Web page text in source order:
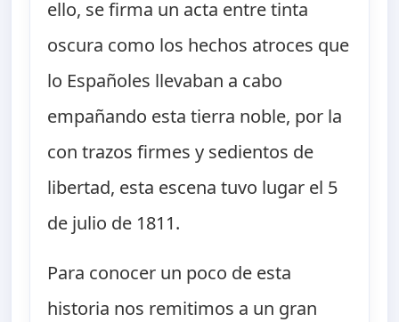
ello, se firma un acta entre tinta
oscura como los hechos atroces que
lo Españoles llevaban a cabo
empañando esta tierra noble, por la
con trazos firmes y sedientos de
libertad, esta escena tuvo lugar el 5
de julio de 1811.
Para conocer un poco de esta
historia nos remitimos a un gran